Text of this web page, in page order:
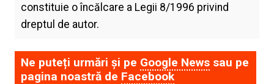
constituie o încălcare a Legii 8/1996 privind
dreptul de autor.
Ne puteți urmări și pe Google Newssau pe
pagina noastră de Facebook